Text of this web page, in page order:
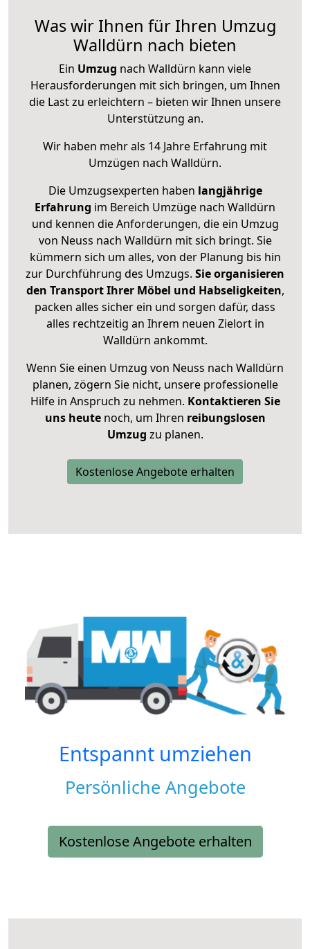
Was wir Ihnen für Ihren Umzug
Walldürn nach bieten
Ein Umzug nach Walldürn kann viele
Herausforderungen mit sich bringen, um Ihnen
die Last zu erleichtern – bieten wir Ihnen unsere
Unterstützung an.
Wir haben mehr als 14 Jahre Erfahrung mit
Umzügen nach Walldürn.
Die Umzugsexperten haben langjährige
Erfahrung im Bereich Umzüge nach Walldürn
und kennen die Anforderungen, die ein Umzug
von Neuss nach Walldürn mit sich bringt. Sie
kümmern sich um alles, von der Planung bis hin
zur Durchführung des Umzugs. Sie organisieren
den Transport Ihrer Möbel und Habseligkeiten,
packen alles sicher ein und sorgen dafür, dass
alles rechtzeitig an Ihrem neuen Zielort in
Walldürn ankommt.
Wenn Sie einen Umzug von Neuss nach Walldürn
planen, zögern Sie nicht, unsere professionelle
Hilfe in Anspruch zu nehmen. Kontaktieren Sie
uns heutenoch, um Ihren reibungslosen
Umzug zu planen.
Kostenlose Angebote erhalten
Entspannt umziehen
Persönliche Angebote
Kostenlose Angebote erhalten